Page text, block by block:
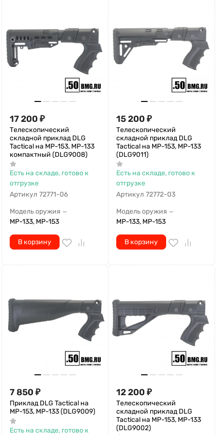
17 200 ₽
Телескопический
складной приклад DLG
Tactical на МР-153, МР-133
компактный (DLG9008)
Есть на складе, готово к
отгрузке
Артикул 72771-06
Модель оружия —
МР-133, МР-153
В корзину
15 200 ₽
Телескопический
складной приклад DLG
Tactical на МР-153, МР-133
(DLG9011)
Есть на складе, готово к
отгрузке
Артикул 72772-03
Модель оружия —
МР-133, МР-153
В корзину
7 850 ₽
Приклад DLG Tactical на
МР-153, МР-133 (DLG9009)
Есть на складе, готово к
12 200 ₽
Телескопический
складной приклад DLG
Tactical на МР-153, МР-133
(DLG9002)